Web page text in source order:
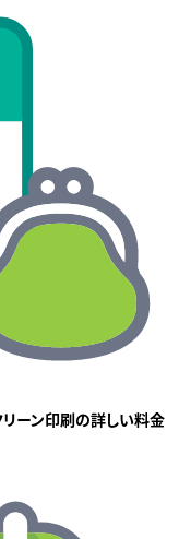
ーン印刷の詳しい料金